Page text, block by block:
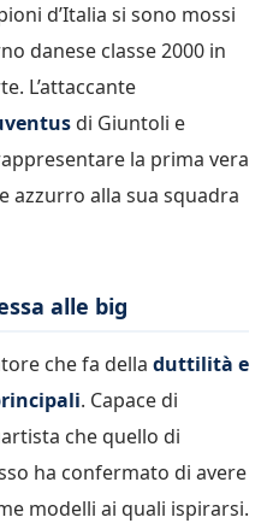
d’Italia si sono mossi
danese classe 2000 in
L’attaccante
di Giuntoli e
la prima vera
azzurro alla sua squadra
alle big
che fa della duttilità e
. Capace di
che quello di
ha confermato di avere
modelli ai quali ispirarsi.